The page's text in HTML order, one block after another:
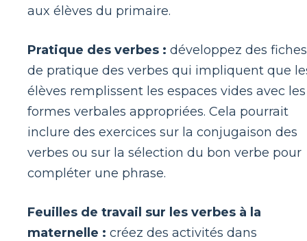
aux élèves du primaire.
Pratique des verbes : développez des fiches
de pratique des verbes qui impliquent que
élèves remplissent les espaces vides avec les
formes verbales appropriées. Cela pourrait
inclure des exercices sur la conjugaison des
verbes ou sur la sélection du bon verbe pour
compléter une phrase.
Feuilles de travail sur les verbes à la
maternelle : créez des activités dans